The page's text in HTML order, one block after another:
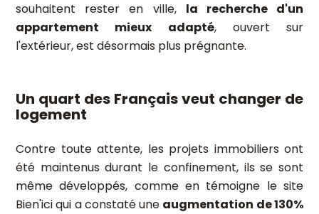
souhaitent rester en ville, la recherche d'un
appartement mieux adapté, ouvert sur
l'extérieur, est désormais plus prégnante.
Un quart des Français veut changer de
logement
Contre toute attente, les projets immobiliers ont
été maintenus durant le confinement, ils se sont
même développés, comme en témoigne le site
Bien'ici qui a constaté une augmentation de 130%